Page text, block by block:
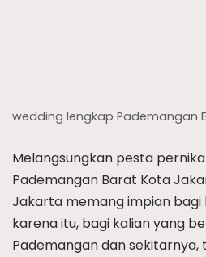
wedding lengkap Pademangan
Melangsungkan pesta
Pademangan Barat Kota
Jakarta memang impian bagi
karena itu, bagi kalian yang
Pademangan dan sekitarnya,